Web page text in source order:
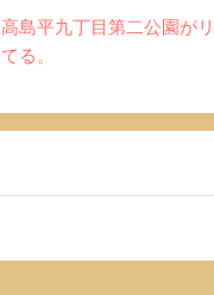
高島平九丁目第二公園が
てる。